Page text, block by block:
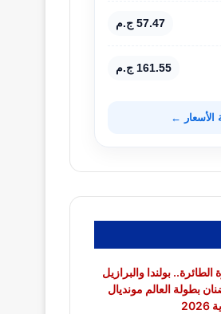
57.47 ج.م
161.55 ج.م
←
الطائرة.. بولندا والبرازيل
بطولة العالم مونديال